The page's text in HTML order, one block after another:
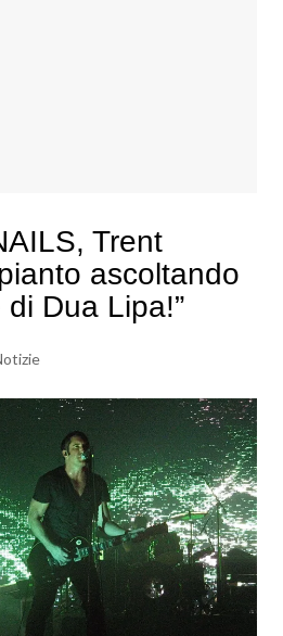
Trent
ascoltando
Dua Lipa!”